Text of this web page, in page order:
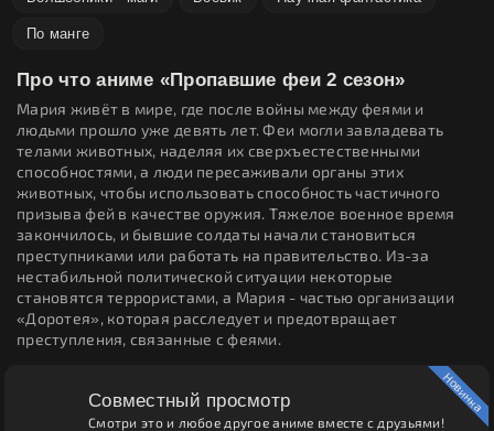
По манге
Про что аниме «Пропавшие феи 2 сезон»
Мария живёт в мире, где после войны между феями и
людьми прошло уже девять лет. Феи могли завладевать
телами животных, наделяя их сверхъестественными
способностями, а люди пересаживали органы этих
животных, чтобы использовать способность частичного
призыва фей в качестве оружия. Тяжелое военное время
закончилось, и бывшие солдаты начали становиться
преступниками или работать на правительство. Из-за
нестабильной политической ситуации некоторые
становятся террористами, а Мария - частью организации
«Доротея», которая расследует и предотвращает
преступления, связанные с феями.
Совместный просмотр
Смотри это и любое другое аниме вместе с друзьями!
Новинка